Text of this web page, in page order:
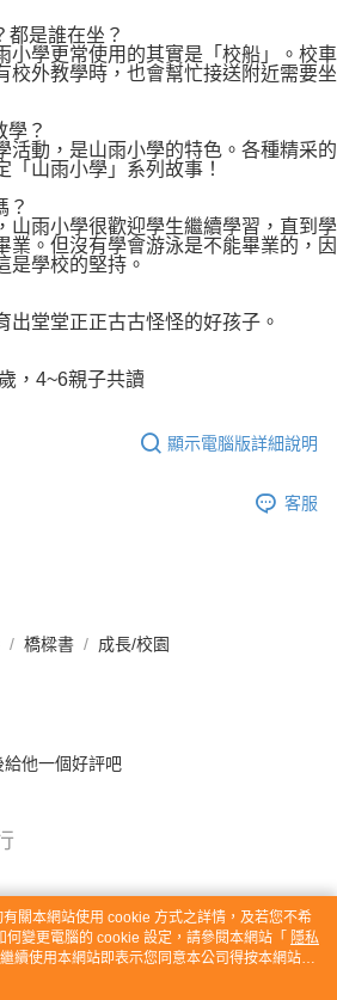
是誰在坐？
學更常使用的其實是「校船」。校車
校外教學時，也會幫忙接送附近需要坐
？
動，是山雨小學的特色。各種精采的
山雨小學」系列故事！
雨小學很歡迎學生繼續學習，直到學
業。但沒有學會游泳是不能畢業的，因
是學校的堅持。
堂堂正正古古怪怪的好孩子。
4~6親子共讀
顯示電腦版詳細說明
客服
橋樑書 成長/校園
他一個好評吧
關本網站使用 cookie 方式之詳情，及若您不希
變更電腦的 cookie 設定，請參閱本網站「 隱私
續使用本網站即表示您同意本公司得按本網站使
。